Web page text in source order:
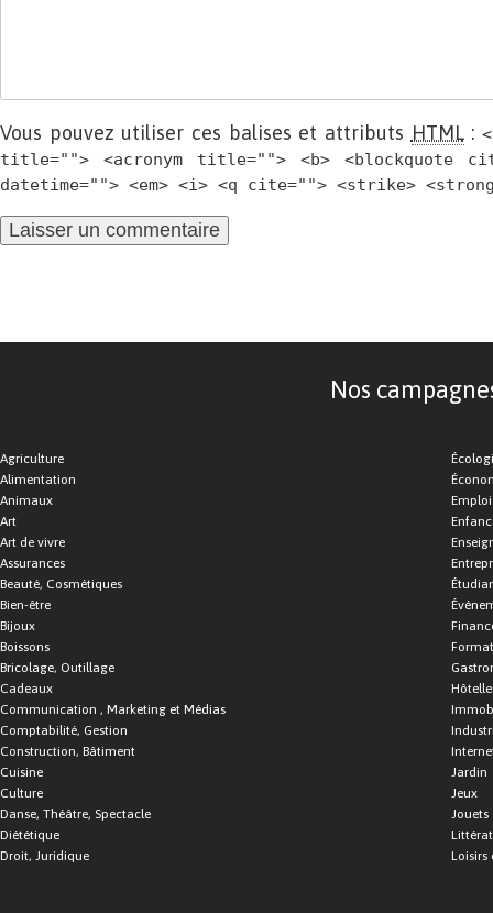
Vous pouvez utiliser ces balises et attributs HTML:
title=""> <acronym title=""> <b> <blockquote
datetime=""> <em> <i> <q cite=""> <strike>
Nos
Agriculture
Alimentation
Animaux
Art
Art de vivre
Assurances
Beauté, Cosmétiques
Bien-être
Bijoux
Boissons
Bricolage, Outillage
Cadeaux
Communication , Marketing et Médias
Comptabilité, Gestion
Construction, Bâtiment
Cuisine
Culture
Danse, Théâtre, Spectacle
Diététique
Droit, Juridique
Emploi
Jardin
Jeux
Jouets
Loisirs